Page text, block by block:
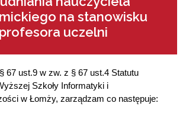
na stanowisku
profesora uczelni
67 ust.9 w zw. z § 67 ust.4 Statutu
Szkoły Informatyki i
w Łomży, zarządzam co następuje: